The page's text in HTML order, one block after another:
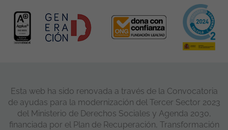
Esta web ha sido renovada a través de la Convocatoria
de ayudas para la modernización del Tercer Sector 2023
del Ministerio de Derechos Sociales y Agenda 2030,
financiada por el Plan de Recuperación, Transformación